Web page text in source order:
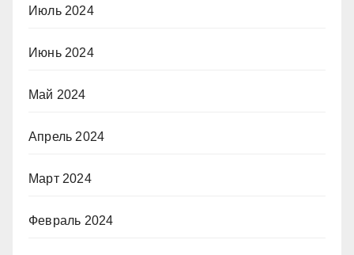
Июль 2024
Июнь 2024
Май 2024
Апрель 2024
Март 2024
Февраль 2024